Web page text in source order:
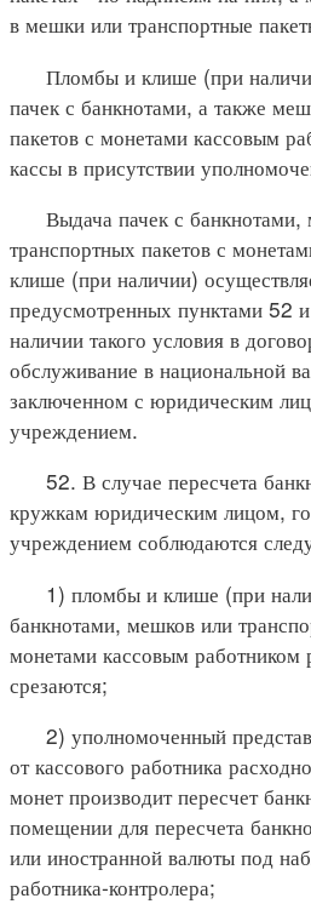
в мешки или транспортные
Пломбы и клише (при
пачек с банкнотами, а также
пакетов с монетами кассовым
кассы в присутствии
Выдача пачек с банкнотами,
транспортных пакетов с
клише (при наличии)
предусмотренных пунктами 52
наличии такого условия в
обслуживание в национальной
заключенном с юридическим
учреждением.
52. В случае пересчета
кружкам юридическим лицом,
учреждением соблюдаются
1) пломбы и клише (при
банкнотами, мешков или
монетами кассовым работником
срезаются;
2) уполномоченный
от кассового работника
монет производит пересчет
помещении для пересчета
или иностранной валюты под
работника-контролера;